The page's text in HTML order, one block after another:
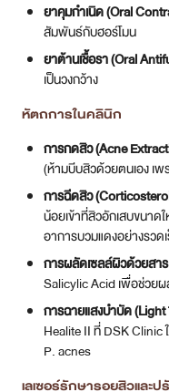
เลเซอร์รักษารอยสิวและ
หลังจากสิวอักเสบหายแล้ว
Erythema – PIE) รอยดำ
PIH) หรือหลุมสิวมักตามมา ซึ่ง
Pico Laser(Picosecond
ในระยะเวลาสั้นมาก (1 ต่อล้
ละเอียด ทำให้ร่างกายกำจัด
รอยแดงจากสิว ฝ้า กระ และ
Fractional Pico เพื่อช่วยปรั
ตื้นๆ ได้ การรักษามีหลายโห
Pico) ซึ่งแพทย์จะเลือกใช้ต
ที่ได้มาตรฐาน USFDA
Redtouch Pro Laser เป็นเ
ออกแบบมาเพื่อกระตุ้นการส
ผิวหนัง ช่วยให้ผิวเรียบเนียน